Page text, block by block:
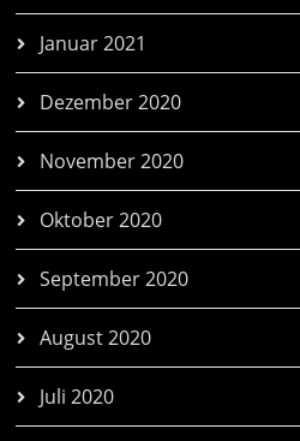
Januar 2021
Dezember 2020
November 2020
Oktober 2020
September 2020
August 2020
Juli 2020